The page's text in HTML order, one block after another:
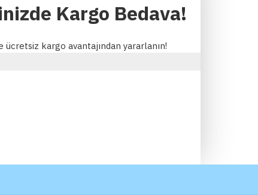
Kargo Bedava!
ücretsiz kargo avantajından yararlanın!